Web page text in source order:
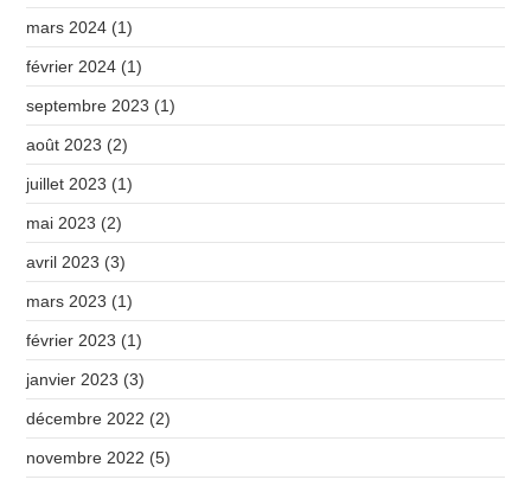
mars 2024 (1)
février 2024 (1)
septembre 2023 (1)
août 2023 (2)
juillet 2023 (1)
mai 2023 (2)
avril 2023 (3)
mars 2023 (1)
février 2023 (1)
janvier 2023 (3)
décembre 2022 (2)
novembre 2022 (5)